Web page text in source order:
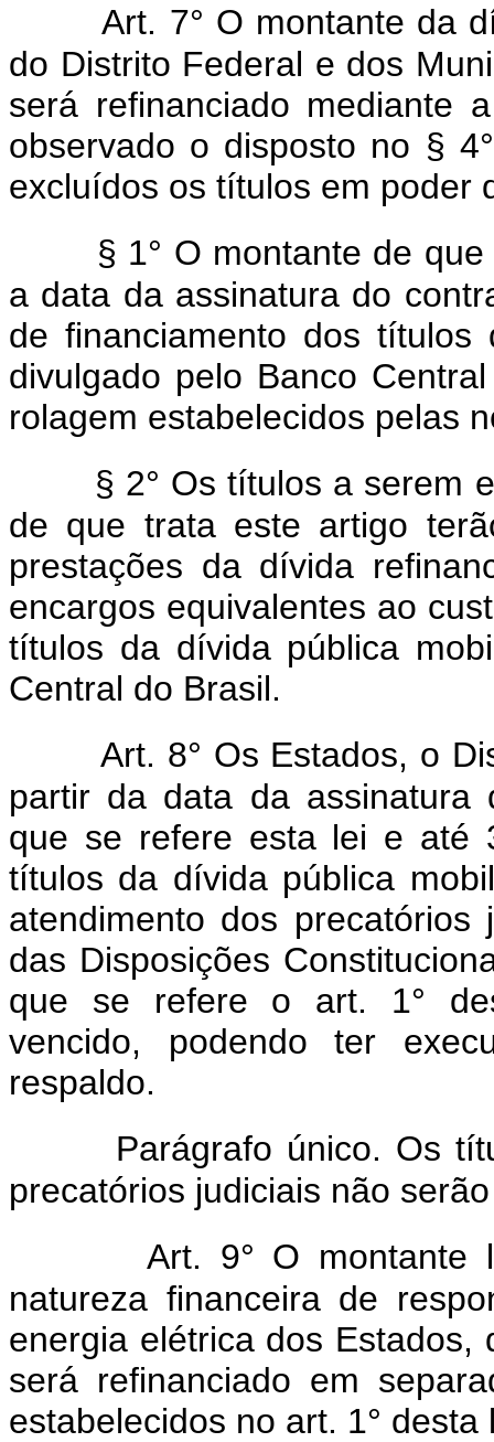
Art. 7° O montante da
do Distrito Federal e dos
será refinanciado mediante
observado o disposto no §
excluídos os títulos em poder
§ 1° O montante de
a data da assinatura do
de financiamento dos títulos
divulgado pelo Banco
rolagem estabelecidos pelas
§ 2° Os títulos a serem
de que trata este artigo
prestações da dívida
encargos equivalentes ao
títulos da dívida pública
Central do Brasil.
Art. 8° Os Estados, o
partir da data da assinatura
que se refere esta lei e até
títulos da dívida pública
atendimento dos
das Disposições
que se refere o art. 1°
vencido, podendo ter
respaldo.
Parágrafo único. Os
precatórios judiciais não
Art. 9° O montante
natureza financeira de
energia elétrica dos
será refinanciado em
estabelecidos no art. 1°